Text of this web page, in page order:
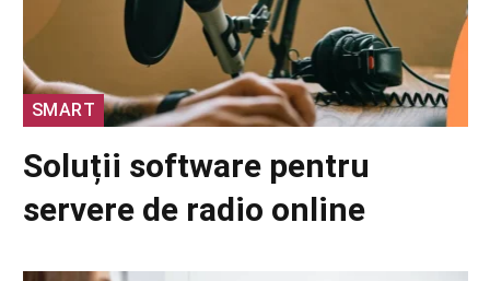
SMART
Soluții software pentru
servere de radio online